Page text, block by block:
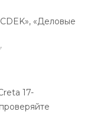
«Деловые
17-